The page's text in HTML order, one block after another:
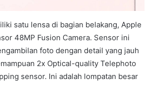
satu lensa di bagian belakang, Apple
48MP Fusion Camera. Sensor ini
foto dengan detail yang jauh
2x Optical-quality Telephoto
sensor. Ini adalah lompatan besar